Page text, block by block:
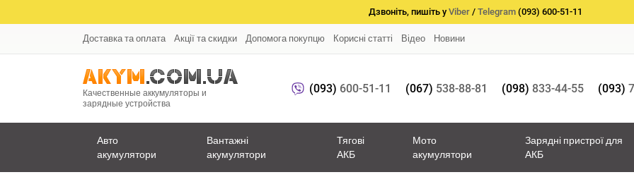
Дзвоніть, пишіть у Viber / Telegram (093) 600-51-11
Доставка та оплата Акції та скидки Допомога покупцю Корисні статті Відео Новини
Качественные аккумуляторы и
зарядные устройства
(093) 600-51-11 (067) 538-88-81 (098) 833-44-55 (093)
Авто
акумулятори
Вантажні
акумулятори
Тягові
АКБ
Мото
акумулятори
Зарядні пристрої для
АКБ